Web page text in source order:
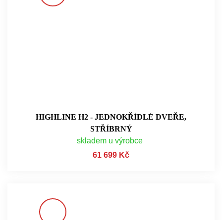
HIGHLINE H2 - JEDNOKŘÍDLÉ DVEŘE,
STŘÍBRNÝ
skladem u výrobce
61 699 Kč